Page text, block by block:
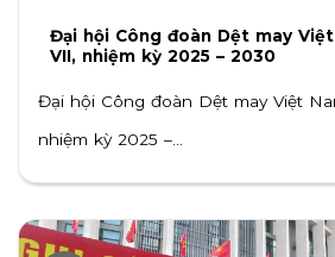
Đại hội Công đoàn Dệt may
VII, nhiệm kỳ 2025 – 2030
Đại hội Công đoàn Dệt may Việt
nhiệm kỳ 2025 –...